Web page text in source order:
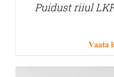
Puidust riiul
Vaata